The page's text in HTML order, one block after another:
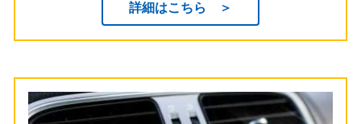
詳細はこちら ＞